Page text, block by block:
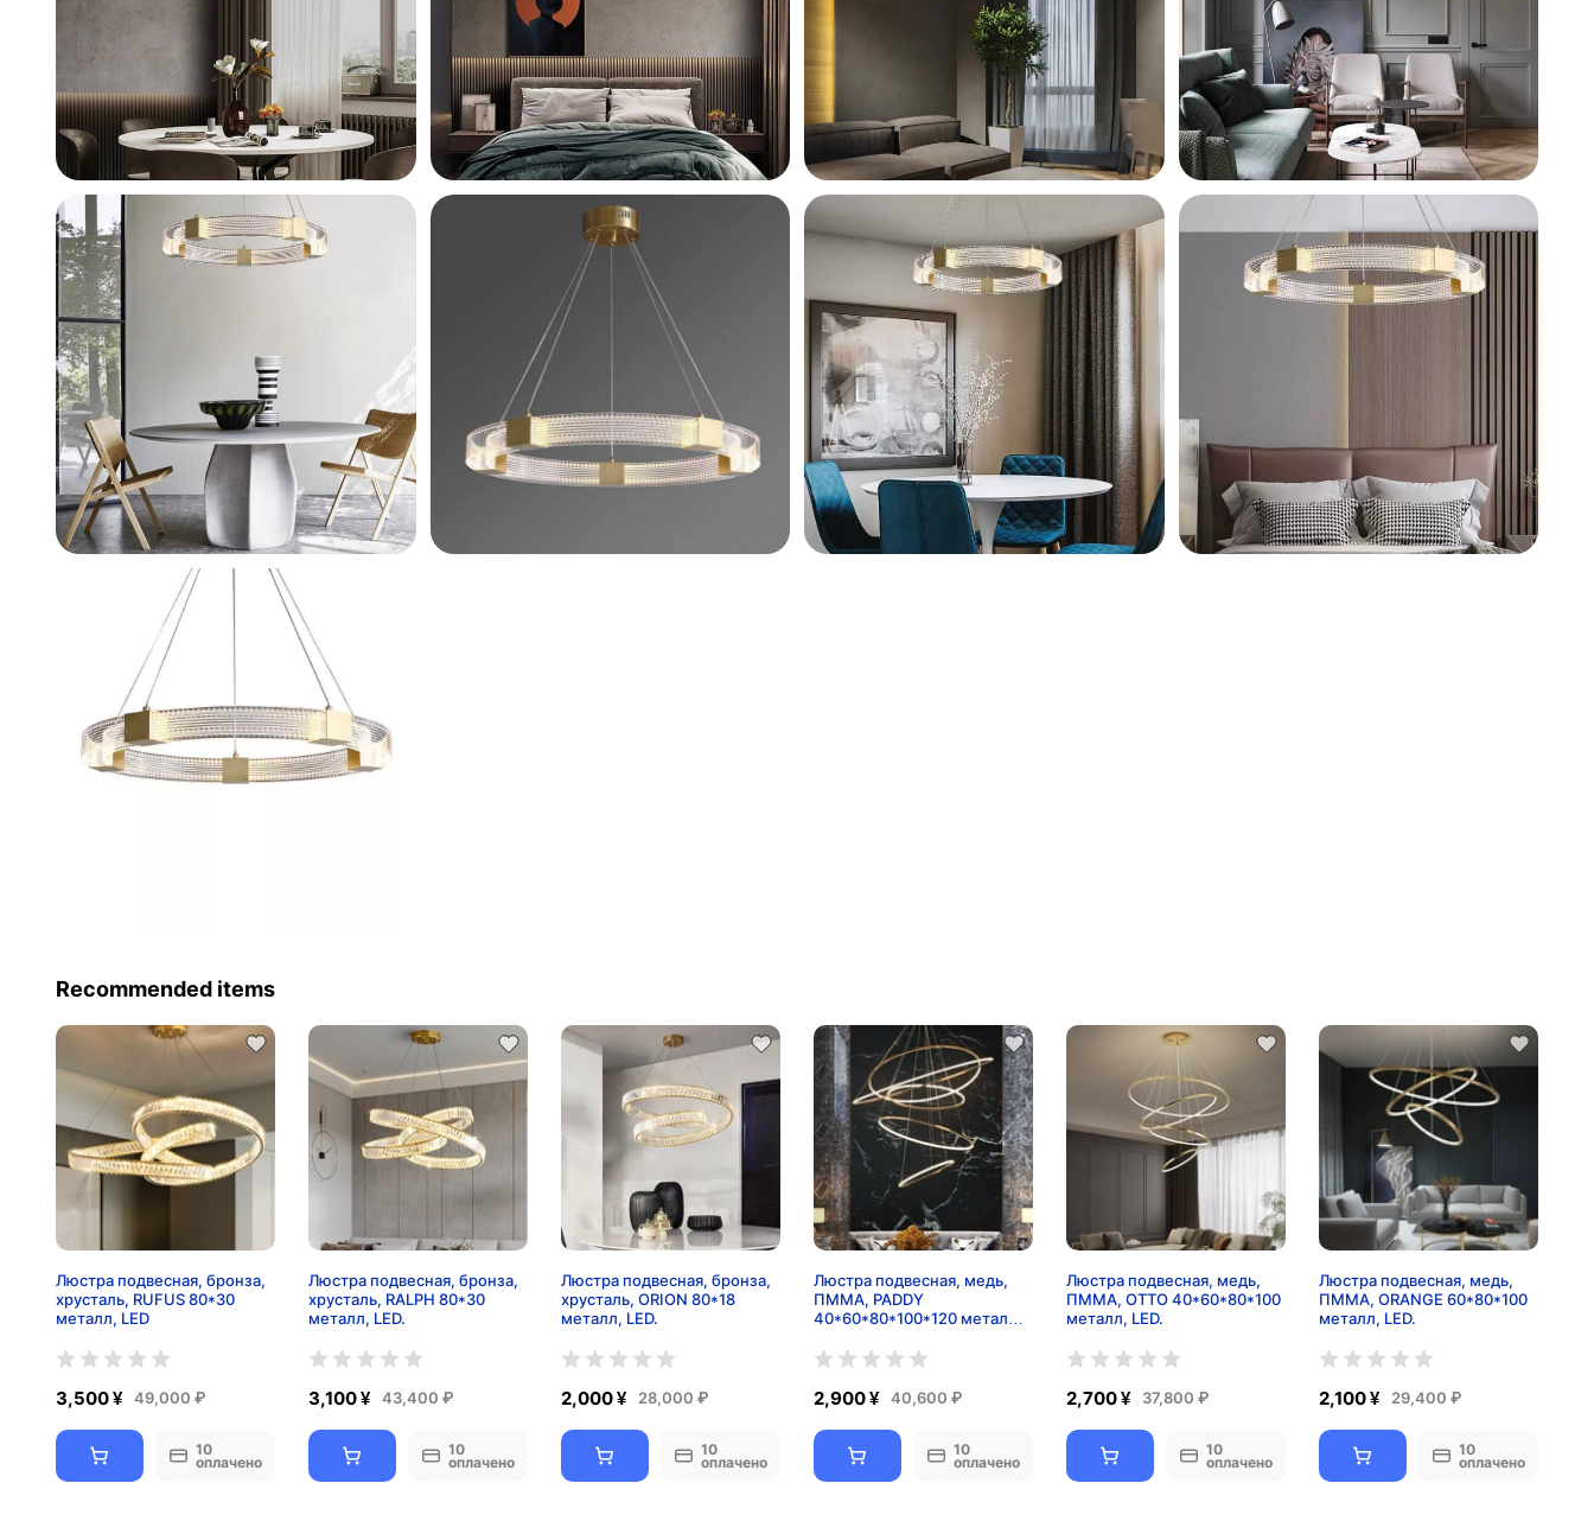
Recommended items
Люстра подвесная, бронза,
хрусталь, RUFUS 80*30
металл, LED
3,500 ¥ 49,000 ₽
10
оплачено
Люстра подвесная, бронза,
хрусталь, RALPH 80*30
металл, LED.
3,100 ¥ 43,400 ₽
10
оплачено
Люстра подвесная, бронза,
хрусталь, ORION 80*18
металл, LED.
2,000 ¥ 28,000 ₽
10
оплачено
Люстра подвесная, медь,
ПММА, PADDY
40*60*80*100*120 металл,
2,900 ¥ 40,600 ₽
10
оплачено
Люстра подвесная, медь,
ПММА, OTTO 40*60*80*100
металл, LED.
2,700 ¥ 37,800 ₽
10
оплачено
Люстра подвесная, медь,
ПММА, ORANGE 60*80*100
металл, LED.
2,100 ¥ 29,400 ₽
10
оплачено